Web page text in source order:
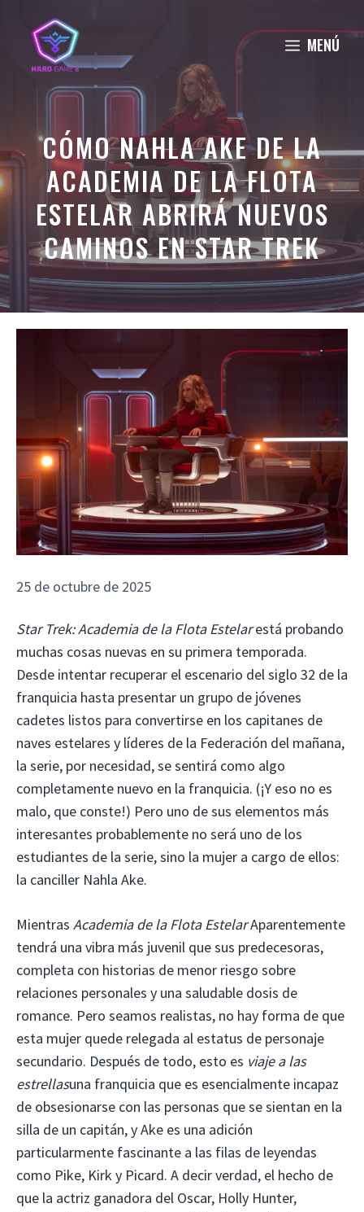
contenido
MENÚ
CÓMO NAHLA AKE DE LA
ACADEMIA DE LA FLOTA
ESTELAR ABRIRÁ NUEVOS
CAMINOS EN STAR TREK
25 de octubre de 2025
Star Trek: Academia de la Flota Estelarestá probando
muchas cosas nuevas en su primera temporada.
Desde intentar recuperar el escenario del siglo 32 de la
franquicia hasta presentar un grupo de jóvenes
cadetes listos para convertirse en los capitanes de
naves estelares y líderes de la Federación del mañana,
la serie, por necesidad, se sentirá como algo
completamente nuevo en la franquicia. (¡Y eso no es
malo, que conste!) Pero uno de sus elementos más
interesantes probablemente no será uno de los
estudiantes de la serie, sino la mujer a cargo de ellos:
la canciller Nahla Ake.
Mientras Academia de la Flota EstelarAparentemente
tendrá una vibra más juvenil que sus predecesoras,
completa con historias de menor riesgo sobre
relaciones personales y una saludable dosis de
romance. Pero seamos realistas, no hay forma de que
esta mujer quede relegada al estatus de personaje
secundario. Después de todo, esto es viaje a las
estrellasuna franquicia que es esencialmente incapaz
de obsesionarse con las personas que se sientan en la
silla de un capitán, y Ake es una adición
particularmente fascinante a las filas de leyendas
como Pike, Kirk y Picard. A decir verdad, el hecho de
que la actriz ganadora del Oscar, Holly Hunter,